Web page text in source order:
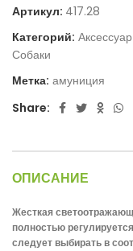
Артикул: 417.28
Категорий:
Собаки
Метка: амуниция
Share:
ОПИСАНИЕ
Жесткая
полностью
следует выбирать в